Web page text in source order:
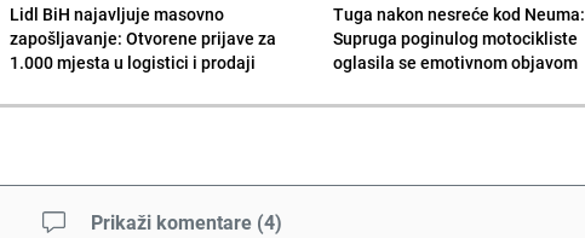
Lidl BiH najavljuje masovno
zapošljavanje: Otvorene prijave za
1.000 mjesta u logistici i prodaji
Tuga nakon nesreće kod Neuma:
Supruga poginulog motocikliste
oglasila se emotivnom objavom
Prikaži komentare (4)